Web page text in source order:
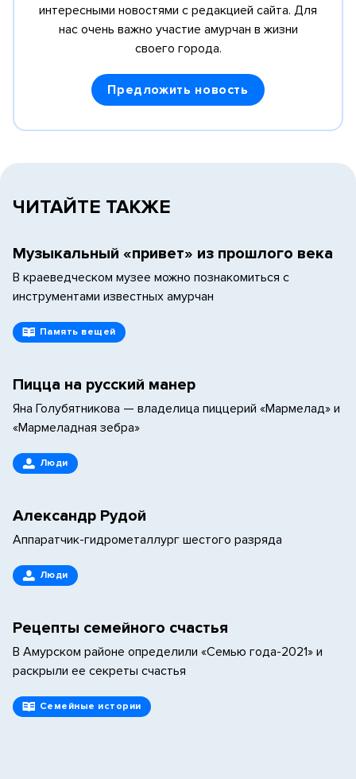
интересными новостями с редакцией сайта. Для
нас очень важно участие амурчан в жизни
своего города.
Предложить новость
ЧИТАЙТЕ ТАКЖЕ
Музыкальный «привет» из прошлого века
В краеведческом музее можно познакомиться с
инструментами известных амурчан
Память вещей
Пицца на русский манер
Яна Голубятникова — владелица пиццерий «Мармелад» и
«Мармеладная зебра»
Люди
Александр Рудой
Аппаратчик-гидрометаллург шестого разряда
Люди
Рецепты семейного счастья
В Амурском районе определили «Семью года-2021» и
раскрыли ее секреты счастья
Семейные истории